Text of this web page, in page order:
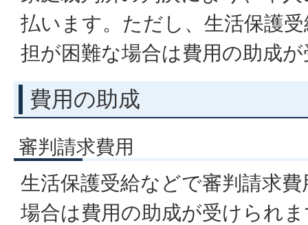
払います。ただし、生活保護
担が困難な場合は費用の助成
費用の助成
審判請求費用
生活保護受給などで審判請求
場合は費用の助成が受けられ